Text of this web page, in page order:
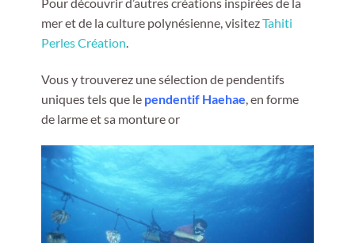
Pour découvrir d’autres créations inspirées de la
mer et de la culture polynésienne, visitezTahiti
Perles Création.
Vous y trouverez une sélection de pendentifs
uniques tels que le pendentif Haehae, en forme
de larme et sa monture or